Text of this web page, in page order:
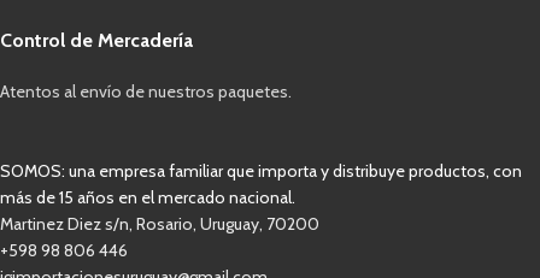
Control de Mercadería
Atentos al envío de nuestros paquetes.
SOMOS: una empresa familiar que importa y distribuye productos, con
más de 15 años en el mercado nacional.
Martinez Diez s/n, Rosario, Uruguay, 70200
+598 98 806 446